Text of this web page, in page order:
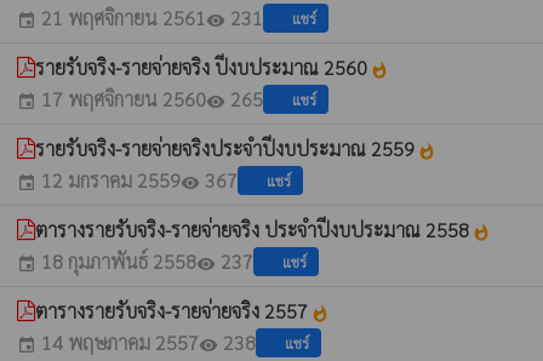
event 21 พฤศจิกายน 2561visibility 231 แชร์
รายรับจริง-รายจ่ายจริง ปีงบประมาณ 2560 whatshot
event 17 พฤศจิกายน 2560visibility 265 แชร์
รายรับจริง-รายจ่ายจริงประจำปีงบประมาณ 2559 whatshot
event 12 มกราคม 2559visibility 367 แชร์
ตารางรายรับจริง-รายจ่ายจริง ประจำปีงบประมาณ 2558 whatshot
event 18 กุมภาพันธ์ 2558visibility 237 แชร์
ตารางรายรับจริง-รายจ่ายจริง 2557 whatshot
event 14 พฤษภาคม 2557visibility 238 แชร์